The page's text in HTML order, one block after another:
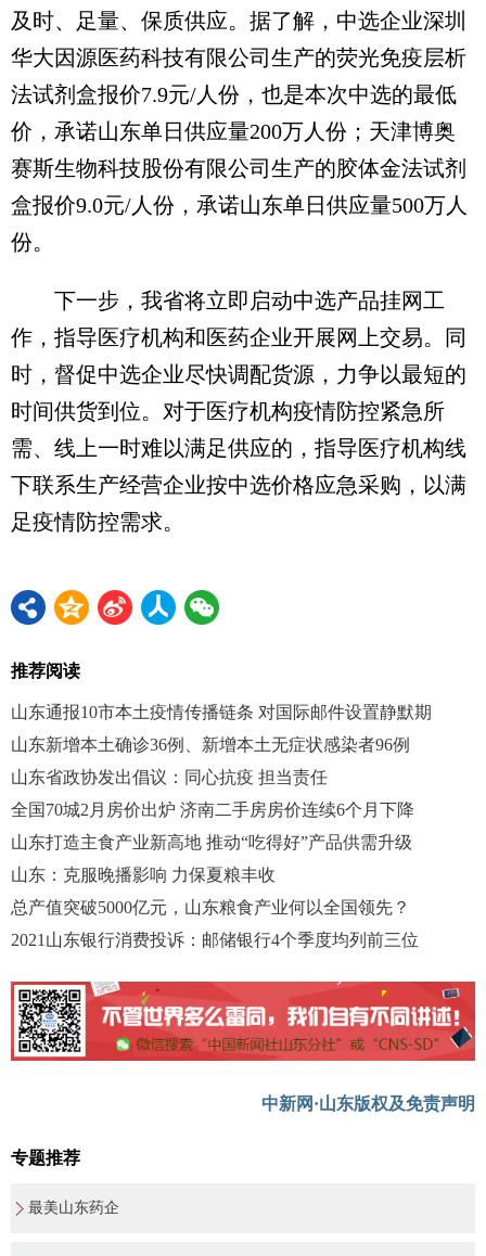
及时、足量、保质供应。据了解，中选企业深圳
华大因源医药科技有限公司生产的荧光免疫层析
法试剂盒报价7.9元/人份，也是本次中选的最低
价，承诺山东单日供应量200万人份；天津博奥
赛斯生物科技股份有限公司生产的胶体金法试剂
盒报价9.0元/人份，承诺山东单日供应量500万人
份。
下一步，我省将立即启动中选产品挂网工
作，指导医疗机构和医药企业开展网上交易。同
时，督促中选企业尽快调配货源，力争以最短的
时间供货到位。对于医疗机构疫情防控紧急所
需、线上一时难以满足供应的，指导医疗机构线
下联系生产经营企业按中选价格应急采购，以满
足疫情防控需求。
推荐阅读
山东通报10市本土疫情传播链条 对国际邮件设置静默期
山东新增本土确诊36例、新增本土无症状感染者96例
山东省政协发出倡议：同心抗疫 担当责任
全国70城2月房价出炉 济南二手房房价连续6个月下降
山东打造主食产业新高地 推动“吃得好”产品供需升级
山东：克服晚播影响 力保夏粮丰收
总产值突破5000亿元，山东粮食产业何以全国领先？
2021山东银行消费投诉：邮储银行4个季度均列前三位
中新网·山东版权及免责声明
专题推荐
最美山东药企